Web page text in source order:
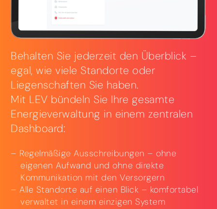
Behalten Sie jederzeit den Überblick –
egal, wie viele Standorte oder
Liegenschaften Sie haben.
Mit LEV bündeln Sie Ihre gesamte
Energieverwaltung in einem zentralen
Dashboard:
Regelmäßige Ausschreibungen – ohne
eigenen Aufwand und ohne direkte
Kommunikation mit den Versorgern
Alle Standorte auf einen Blick – komfortabel
verwaltet in einem einzigen System